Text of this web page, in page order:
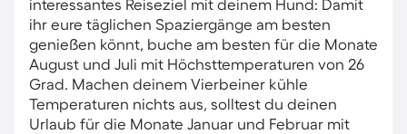
interessantes Reiseziel mit deinem Hund: Damit
ihr eure täglichen Spaziergänge am besten
genießen könnt, buche am besten für die Monate
August und Juli mit Höchsttemperaturen von 26
Grad. Machen deinem Vierbeiner kühle
Temperaturen nichts aus, solltest du deinen
Urlaub für die Monate Januar und Februar mit